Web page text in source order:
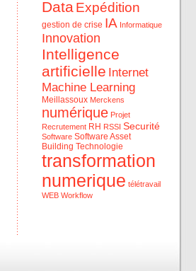
DataExpédition
gestion de crise IA Informatique
Innovation
Intelligence
artificielle Internet
Machine Learning
Meillassoux Merckens
numérique Projet
Recrutement RH RSSI Securité
Software Software Asset
Building Technologie
transformation
numerique télétravail
WEB Workflow